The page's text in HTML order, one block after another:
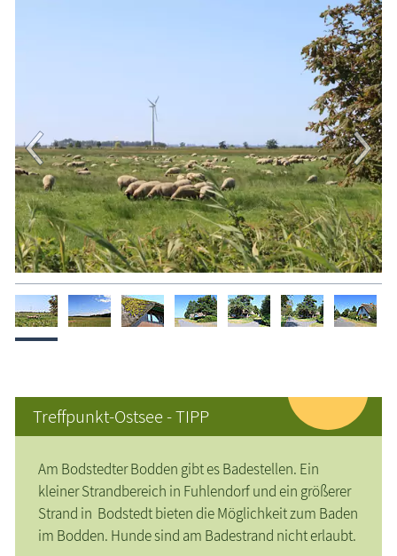
Treffpunkt-Ostsee - TIPP
Am Bodstedter Bodden gibt es Badestellen. Ein
kleiner Strandbereich in Fuhlendorf und ein größerer
Strand in Bodstedt bieten die Möglichkeit zum Baden
im Bodden. Hunde sind am Badestrand nicht erlaubt.